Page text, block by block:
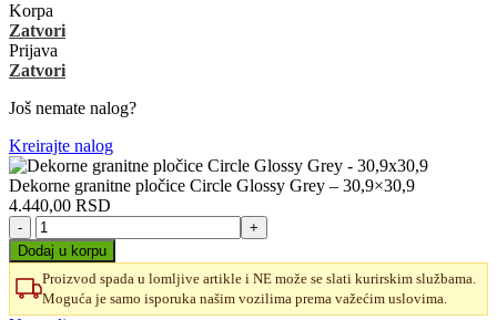
Korpa
Zatvori
Prijava
Zatvori
Još nemate nalog?
Kreirajte nalog
Dekorne granitne pločice Circle Glossy Grey – 30,9×30,9
4.440,00 RSD
Dekorne
granitne
pločice
Circle
Glossy
Dodaj u korpu
Proizvod spada u lomljive artikle i NE može se slati kurirskim službama.
Moguća je samo isporuka našim vozilima prema važećim uslovima.